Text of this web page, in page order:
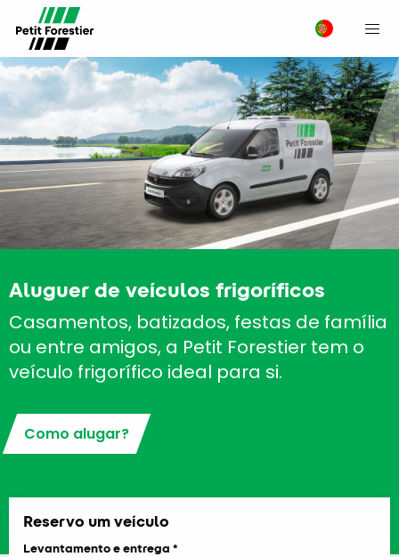
Aluguer de veículos frigoríficos
Casamentos, batizados, festas de família
ou entre amigos, a Petit Forestier tem o
veículo frigorífico ideal para si.
Como alugar?
Reservo um veículo
Levantamento e entrega